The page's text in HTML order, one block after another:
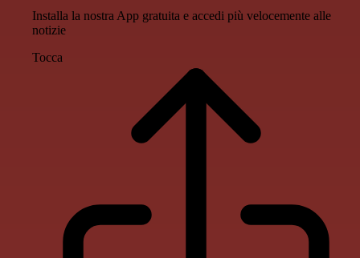
Installa la nostra App gratuita e accedi più velocemente alle
notizie
Tocca